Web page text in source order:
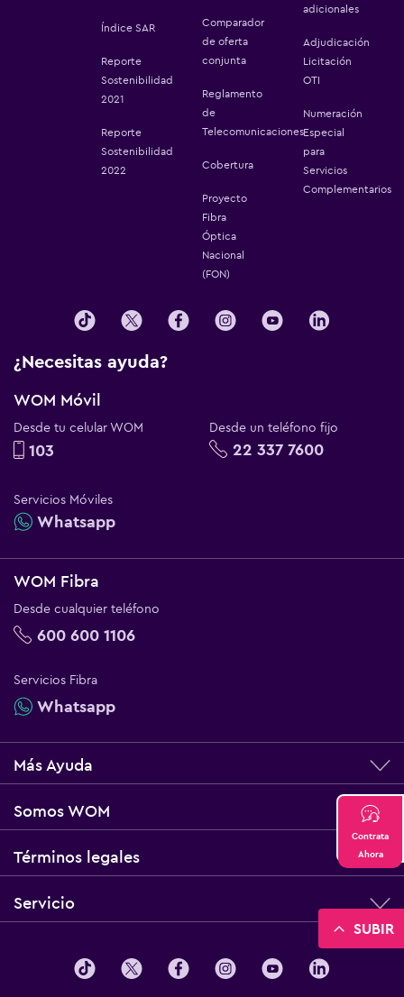
Índice SAR
Reporte
Sostenibilidad
2021
Reporte
Sostenibilidad
2022
Comparador
de oferta
conjunta
Reglamento
de
Telecomunicaciones
Cobertura
Proyecto
Fibra
Óptica
Nacional
(FON)
adicionales
Adjudicación
Licitación
OTI
Numeración
Especial
para
Servicios
Complementarios
SUBIR
¿Necesitas ayuda?
WOM Móvil
Desde tu celular WOM
103
Desde un teléfono fijo
22 337 7600
Servicios Móviles
Whatsapp
WOM Fibra
Desde cualquier teléfono
600 600 1106
Servicios Fibra
Whatsapp
Más Ayuda
Somos WOM
Términos legales
Servicio
Contrata
Ahora